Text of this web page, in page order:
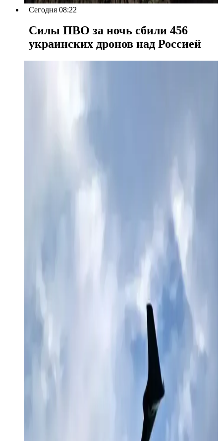
Сегодня 08:22
Силы ПВО за ночь сбили 456
украинских дронов над Россией